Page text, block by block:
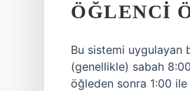
ÖĞLENCI
Bu sistemi uygulayan
(genellikle) sabah
öğleden sonra 1:00 ile